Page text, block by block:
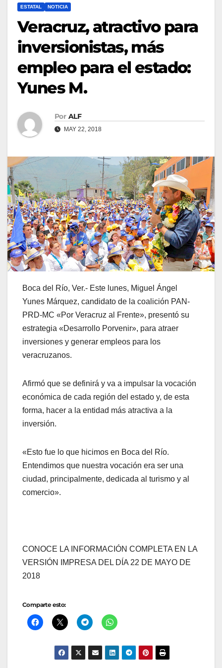
ESTATAL NOTICIA
Veracruz, atractivo para
inversionistas, más
empleo para el estado:
Yunes M.
Por ALF
MAY 22, 2018
Boca del Río, Ver.- Este lunes, Miguel Ángel
Yunes Márquez, candidato de la coalición PAN-
PRD-MC «Por Veracruz al Frente», presentó su
estrategia «Desarrollo Porvenir», para atraer
inversiones y generar empleos para los
veracruzanos.
Afirmó que se definirá y va a impulsar la vocación
económica de cada región del estado y, de esta
forma, hacer a la entidad más atractiva a la
inversión.
«Esto fue lo que hicimos en Boca del Río.
Entendimos que nuestra vocación era ser una
ciudad, principalmente, dedicada al turismo y al
comercio».
CONOCE LA INFORMACIÓN COMPLETA EN LA
VERSIÓN IMPRESA DEL DÍA 22 DE MAYO DE
2018
Comparte esto: